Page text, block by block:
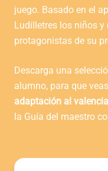
juego. Basado en el
Ludilletres los niños y
protagonistas de su
Descarga una
alumno, para que veas
adaptación al
la Guía del maestro